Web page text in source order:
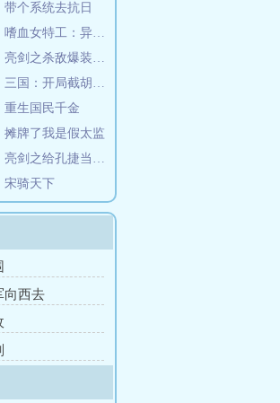
带个系统去抗日
嗜血女特工：异能太子妃
亮剑之杀敌爆装系统
三国：开局截胡刘备娶糜贞
重生国民千金
摊牌了我是假太监
亮剑之给孔捷当警卫
宋骑天下
向西去